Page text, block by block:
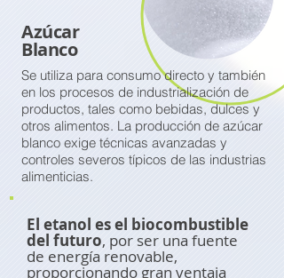
Azúcar
Blanco
Se utiliza para consumo directo y también
en los procesos de industrialización de
productos, tales como bebidas, dulces y
otros alimentos. La producción de azúcar
blanco exige técnicas avanzadas y
controles severos típicos de las industrias
alimenticias.
El etanol es el biocombustible
del futuro, por ser una fuente
de energía renovable,
proporcionando gran ventaja